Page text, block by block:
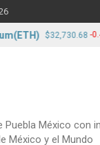
Puebla México con
México y el Mundo
$32,730.68 -0.40%